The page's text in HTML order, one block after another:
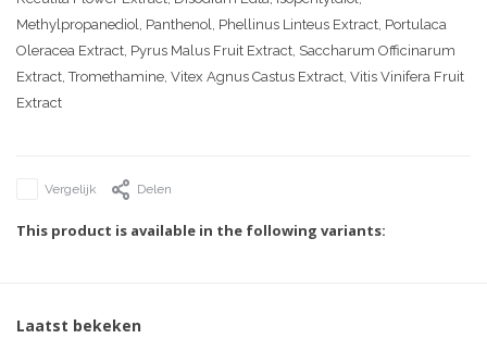
Methylpropanediol, Panthenol, Phellinus Linteus Extract, Portulaca
Oleracea Extract, Pyrus Malus Fruit Extract, Saccharum Officinarum
Extract, Tromethamine, Vitex Agnus Castus Extract, Vitis Vinifera Fruit
Extract
Vergelijk Delen
This product is available in the following variants:
Laatst bekeken